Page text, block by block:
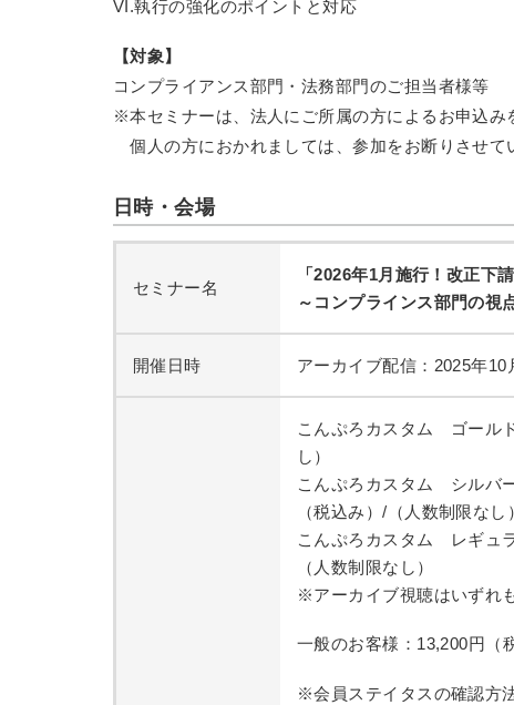
VI.執行の強化のポイントと対応
【対象】
コンプライアンス部門・法務部門のご担当者様等
※本セミナーは、法人にご所属の方によるお申込み
個人の方におかれましては、参加をお断りさせて
日時・会場
セミナー名
「2026年1月施行！改正下
～コンプラインス部門の視
開催日時 アーカイブ配信：2025年
こんぷろカスタム ゴール
し）
こんぷろカスタム シルバ
（税込み）/（人数制限なし）
こんぷろカスタム レギュ
（人数制限なし）
※アーカイブ視聴はいずれ
一般のお客様：13,200円（
※会員ステイタスの確認方